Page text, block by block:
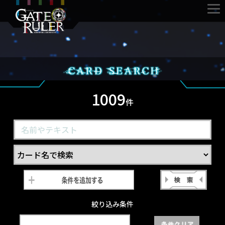
1009件
絞り込み条件